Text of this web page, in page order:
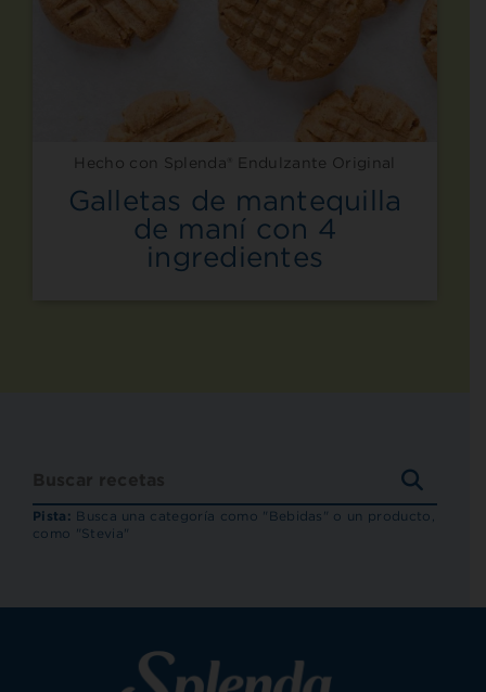
Hecho con Splenda® Endulzante Original
Galletas de mantequilla
de maní con 4
ingredientes
Pista: Busca una categoría como "Bebidas" o un producto,
como "Stevia"